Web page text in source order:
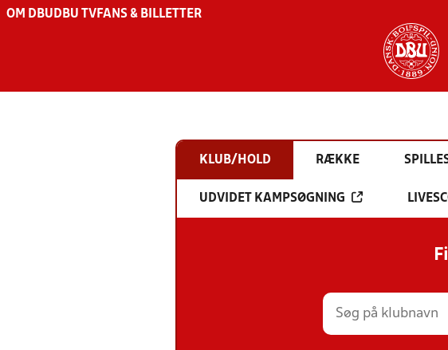
OM DBU DBU TV FANS & BILLETTER
KLUB/HOLD RÆKKE
UDVIDET KAMPSØGNING